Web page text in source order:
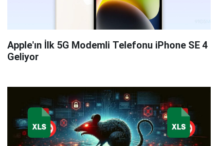
Apple'ın İlk 5G Modemli Telefonu iPhone SE 4
Geliyor